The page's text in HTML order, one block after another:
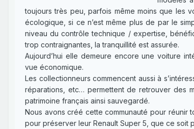
toujours très peu, parfois même moins que les
écologique, si ce n’est même plus de par le
niveau du contrôle technique / expertise,
trop contraignantes, la tranquillité est assurée.
Aujourd’hui elle demeure encore une voiture
vue économique.
Les collectionneurs commencent aussi à
réparations, etc… permettent de retrouver des
patrimoine français ainsi sauvegardé.
Nous avons créé cette communauté pour réunir
pour préserver leur Renault Super 5, que ce soit